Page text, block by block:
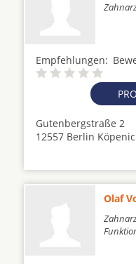
Empfehlungen:
Gutenbergstraße 2
12557 Berlin
Olaf